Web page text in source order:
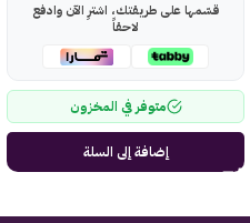
قسّمها على طريقتك، اشترِ الآن وادفع
لاحقاً
متوفر في المخزون
إضافة إلى السلة